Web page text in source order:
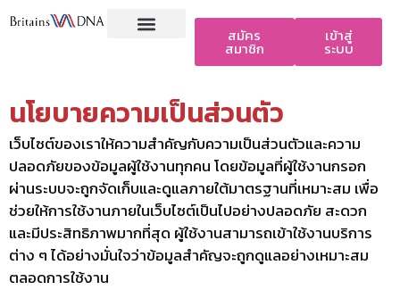
สมัคร
สมาชิก
เข้าสู่
ระบบ
นโยบายความเป็นส่วนตัว
เว็บไซต์ของเราให้ความสำคัญกับความเป็นส่วนตัวและความ
ปลอดภัยของข้อมูลผู้ใช้งานทุกคน โดยข้อมูลที่ผู้ใช้งานกรอก
ผ่านระบบจะถูกจัดเก็บและดูแลภายใต้มาตรฐานที่เหมาะสม เพื่อ
ช่วยให้การใช้งานภายในเว็บไซต์เป็นไปอย่างปลอดภัย สะดวก
และมีประสิทธิภาพมากที่สุด ผู้ใช้งานสามารถเข้าใช้งานบริการ
ต่าง ๆ ได้อย่างมั่นใจว่าข้อมูลสำคัญจะถูกดูแลอย่างเหมาะสม
ตลอดการใช้งาน